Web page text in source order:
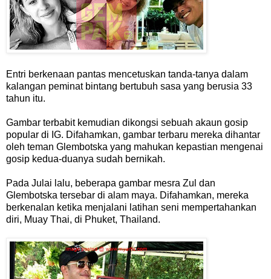
Entri berkenaan pantas mencetuskan tanda-tanya dalam
kalangan peminat bintang bertubuh sasa yang berusia 33
tahun itu.
Gambar terbabit kemudian dikongsi sebuah akaun gosip
popular di IG. Difahamkan, gambar terbaru mereka dihantar
oleh teman Glembotska yang mahukan kepastian mengenai
gosip kedua-duanya sudah bernikah.
Pada Julai lalu, beberapa gambar mesra Zul dan
Glembotska tersebar di alam maya. Difahamkan, mereka
berkenalan ketika menjalani latihan seni mempertahankan
diri, Muay Thai, di Phuket, Thailand.